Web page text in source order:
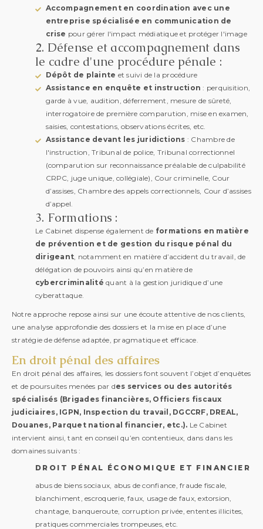
Accompagnement en coordination avec une
entreprise spécialisée en communication de
crise pour gérer l'impact médiatique et protéger l'image
2. Défense et accompagnement dans
le cadre d'une procédure pénale :
Dépôt de plainte et suivi de la procédure
Assistance en enquête et instruction : perquisition,
garde à vue, audition, déferrement, mesure de sûreté,
interrogatoire de première comparution, mise en examen,
saisies, contestations, observations écrites, etc.
Assistance devant les juridictions : Chambre de
l'instruction, Tribunal de police, Tribunal correctionnel
(comparution sur reconnaissance préalable de culpabilité
CRPC, juge unique, collégiale), Cour criminelle, Cour
d’assises, Chambre des appels correctionnels, Cour d’assises
d’appel.
3. Formations :
Le Cabinet dispense également de formations en matière
de prévention et de gestion du risque pénal du
dirigeant , notamment en matière d’accident du travail, de
délégation de pouvoirs ainsi qu’en matière de
cybercriminalité quant à la gestion juridique d’une
cyberattaque.
Notre approche repose ainsi sur une écoute attentive de nos clients,
une analyse approfondie des dossiers et la mise en place d’une
stratégie de défense adaptée, pragmatique et efficace.
En droit pénal des affaires
En droit pénal des affaires, les dossiers font souvent l’objet d’enquêtes
et de poursuites menées par des services ou des autorités
spécialisés (Brigades financières, Officiers fiscaux
judiciaires, IGPN, Inspection du travail, DGCCRF, DREAL,
Douanes, Parquet national financier, etc.). Le Cabinet
intervient ainsi, tant en conseil qu’en contentieux, dans dans les
domaines suivants :
DROIT PÉNAL ÉCONOMIQUE ET FINANCIER
abus de biens sociaux, abus de confiance, fraude fiscale,
blanchiment, escroquerie, faux, usage de faux, extorsion,
chantage, banqueroute, corruption privée, ententes illicites,
pratiques commerciales trompeuses, etc.